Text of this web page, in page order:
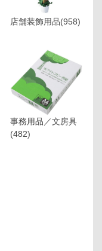
店舗装飾用品(958)
事務用品／文房具
(482)